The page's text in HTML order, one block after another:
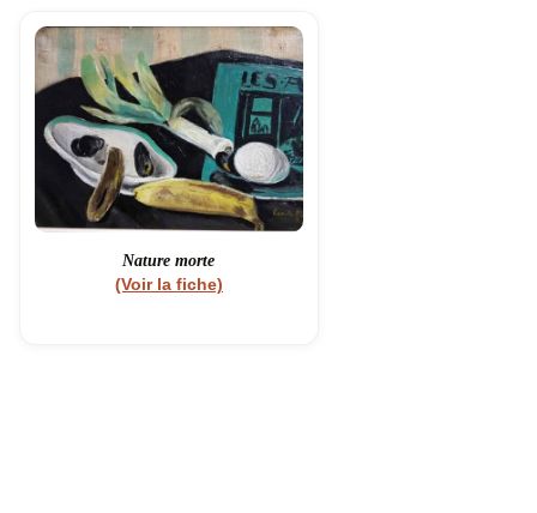
Nature morte
(Voir la fiche)